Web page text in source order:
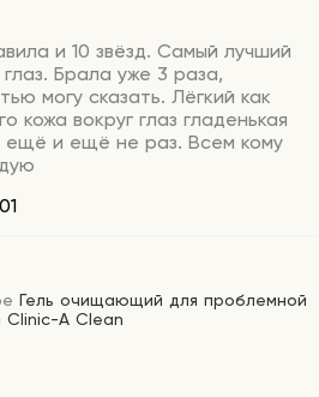
и 10 звёзд. Самый лучший
Брала уже 3 раза,
могу сказать. Лёгкий как
кожа вокруг глаз гладенькая
ещё и ещё не раз. Всем кому
Гель очищающий для проблемной
Clinic-A Clean